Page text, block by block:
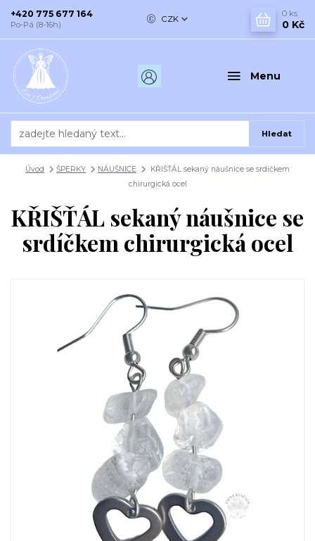
Menu
CZK
Hledat
+420 775 677 164
Po-Pá (8-16h)
0 ks
0 Kč
Úvod ŠPERKY NÁUŠNICE
KŘIŠŤÁL sekaný náušnice se srdíčkem
chirurgická ocel
KŘIŠŤÁL sekaný náušnice se
srdíčkem chirurgická ocel